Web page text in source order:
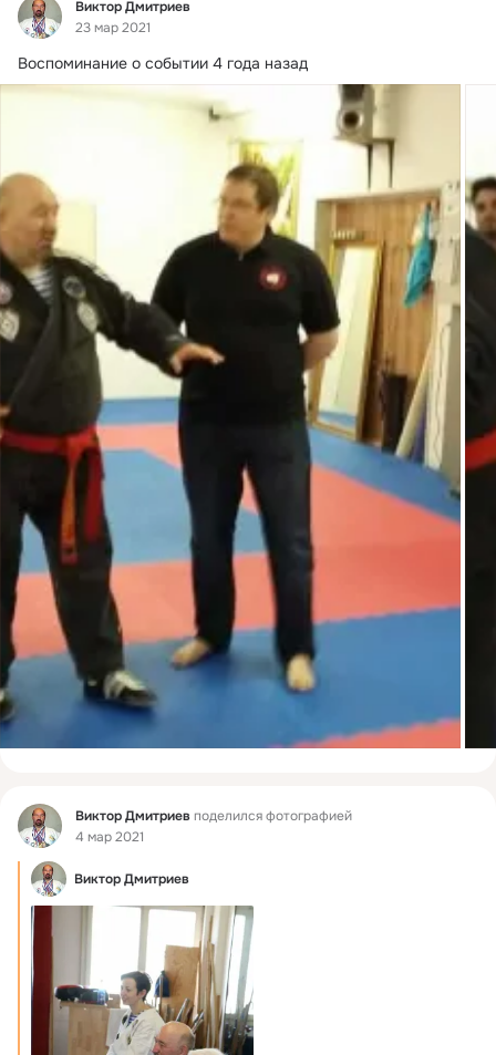
Виктор Дмитриев
23 мар 2021
Воспоминание о событии 4 года назад
Фид Виктор Дмитриев поделился фотографией
4 мар 2021
Виктор Дмитриев